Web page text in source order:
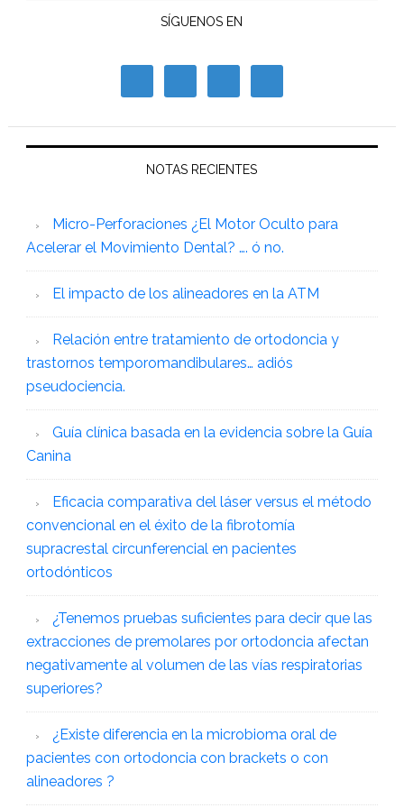
SÍGUENOS EN
NOTAS RECIENTES
Micro-Perforaciones ¿El Motor Oculto para
Acelerar el Movimiento Dental? …. ó no.
El impacto de los alineadores en la ATM
Relación entre tratamiento de ortodoncia y
trastornos temporomandibulares… adiós
pseudociencia.
Guía clínica basada en la evidencia sobre la Guía
Canina
Eficacia comparativa del láser versus el método
convencional en el éxito de la fibrotomía
supracrestal circunferencial en pacientes
ortodónticos
¿Tenemos pruebas suficientes para decir que las
extracciones de premolares por ortodoncia afectan
negativamente al volumen de las vías respiratorias
superiores?
¿Existe diferencia en la microbioma oral de
pacientes con ortodoncia con brackets o con
alineadores ?